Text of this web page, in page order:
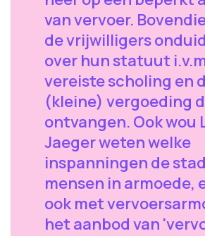
van vervoer.
de vrijwilligers
over hun statuut
vereiste scholing en
(kleine) vergoeding
ontvangen. Ook wou
Jaeger weten welke
inspanningen de
mensen in armoede,
ook met
het aanbod van